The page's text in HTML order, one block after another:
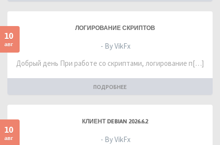
10
авг
ЛОГИРОВАНИЕ СКРИПТОВ
- By VikFx
Добрый день При работе со скриптами, логирование п[…]
ПОДРОБНЕЕ
10
авг
КЛИЕНТ DEBIAN 2026.6.2
- By VikFx